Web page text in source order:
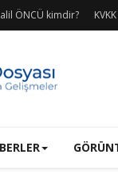
ÖNCÜ kimdir?